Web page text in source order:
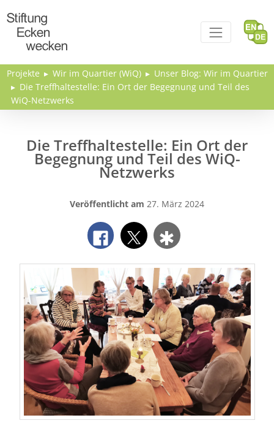
Projekte Wir im Quartier (WiQ)
Unser Blog: Wir im Quartier
Die Treffhaltestelle: Ein Ort der Begegnung und Teil des
WiQ-Netzwerks
Die Treffhaltestelle: Ein Ort der
Begegnung und Teil des WiQ-
Netzwerks
Veröffentlicht am 27. März 2024